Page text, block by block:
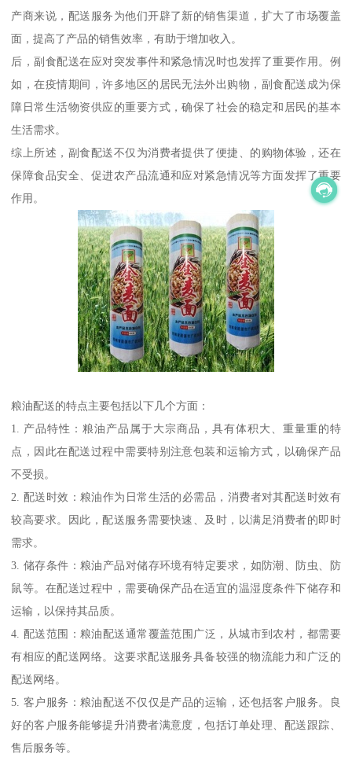
产商来说，配送服务为他们开辟了新的销售渠道，扩大了市场覆盖
面，提高了产品的销售效率，有助于增加收入。
后，副食配送在应对突发事件和紧急情况时也发挥了重要作用。例
如，在疫情期间，许多地区的居民无法外出购物，副食配送成为保
障日常生活物资供应的重要方式，确保了社会的稳定和居民的基本
生活需求。
综上所述，副食配送不仅为消费者提供了便捷、的购物体验，还在
保障食品安全、促进农产品流通和应对紧急情况等方面发挥了重要
作用。
粮油配送的特点主要包括以下几个方面：
1. 产品特性：粮油产品属于大宗商品，具有体积大、重量重的特
点，因此在配送过程中需要特别注意包装和运输方式，以确保产品
不受损。
2. 配送时效：粮油作为日常生活的必需品，消费者对其配送时效有
较高要求。因此，配送服务需要快速、及时，以满足消费者的即时
需求。
3. 储存条件：粮油产品对储存环境有特定要求，如防潮、防虫、防
鼠等。在配送过程中，需要确保产品在适宜的温湿度条件下储存和
运输，以保持其品质。
4. 配送范围：粮油配送通常覆盖范围广泛，从城市到农村，都需要
有相应的配送网络。这要求配送服务具备较强的物流能力和广泛的
配送网络。
5. 客户服务：粮油配送不仅仅是产品的运输，还包括客户服务。良
好的客户服务能够提升消费者满意度，包括订单处理、配送跟踪、
售后服务等。